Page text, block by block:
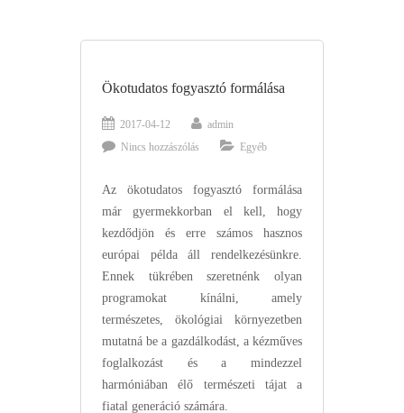
Ökotudatos fogyasztó formálása
2017-04-12
admin
Nincs hozzászólás
Egyéb
Az ökotudatos fogyasztó formálása
már gyermekkorban el kell, hogy
kezdődjön és erre számos hasznos
európai példa áll rendelkezésünkre.
Ennek tükrében szeretnénk olyan
programokat kínálni, amely
természetes, ökológiai környezetben
mutatná be a gazdálkodást, a kézműves
foglalkozást és a mindezzel
harmóniában élő természeti tájat a
fiatal generáció számára.